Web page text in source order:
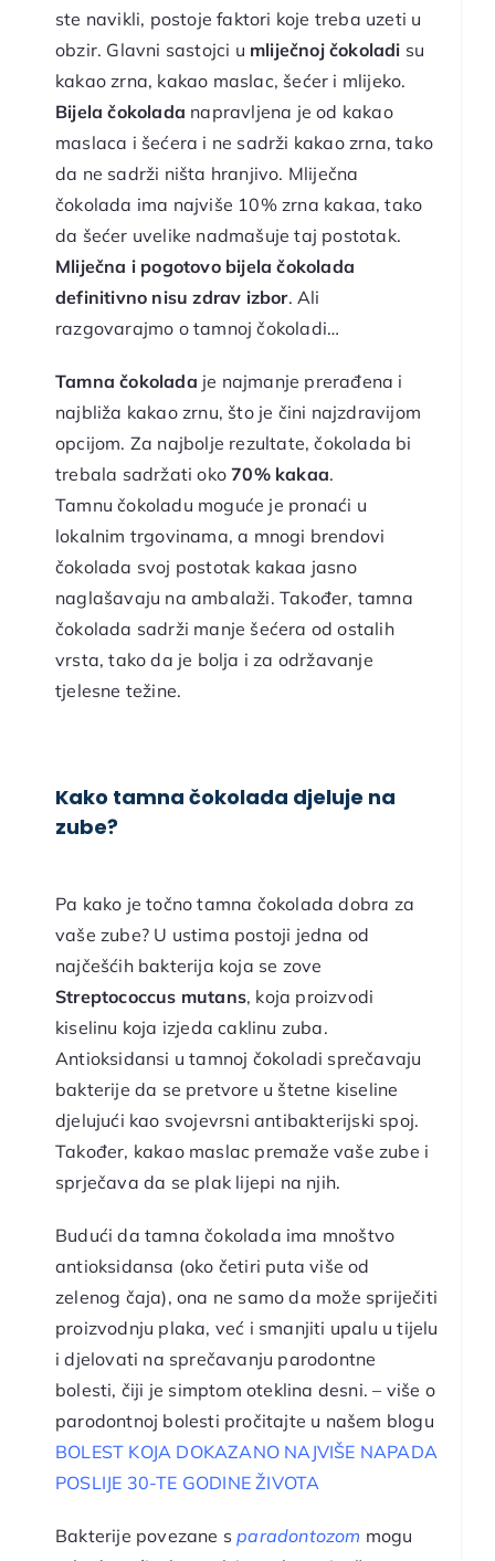
ste navikli, postoje faktori koje treba uzeti u
obzir. Glavni sastojci u mliječnoj čokoladi su
kakao zrna, kakao maslac, šećer i mlijeko.
Bijela čokolada napravljena je od kakao
maslaca i šećera i ne sadrži kakao zrna, tako
da ne sadrži ništa hranjivo. Mliječna
čokolada ima najviše 10% zrna kakaa, tako
da šećer uvelike nadmašuje taj postotak.
Mliječna i pogotovo bijela čokolada
definitivno nisu zdrav izbor. Ali
razgovarajmo o tamnoj čokoladi…
Tamna čokolada je najmanje prerađena i
najbliža kakao zrnu, što je čini najzdravijom
opcijom. Za najbolje rezultate, čokolada bi
trebala sadržati oko70% kakaa.
Tamnu čokoladu moguće je pronaći u
lokalnim trgovinama, a mnogi brendovi
čokolada svoj postotak kakaa jasno
naglašavaju na ambalaži. Također, tamna
čokolada sadrži manje šećera od ostalih
vrsta, tako da je bolja i za održavanje
tjelesne težine.
Kako tamna čokolada djeluje na
zube?
Pa kako je točno tamna čokolada dobra za
vaše zube? U ustima postoji jedna od
najčešćih bakterija koja se zove
Streptococcus mutans, koja proizvodi
kiselinu koja izjeda caklinu zuba.
Antioksidansi u tamnoj čokoladi sprečavaju
bakterije da se pretvore u štetne kiseline
djelujući kao svojevrsni antibakterijski spoj.
Također, kakao maslac premaže vaše zube i
sprječava da se plak lijepi na njih.
Budući da tamna čokolada ima mnoštvo
antioksidansa (oko četiri puta više od
zelenog čaja), ona ne samo da može spriječiti
proizvodnju plaka, već i smanjiti upalu u tijelu
i djelovati na sprečavanju parodontne
bolesti, čiji je simptom oteklina desni. – više o
parodontnoj bolesti pročitajte u našem blogu
BOLEST KOJA DOKAZANO NAJVIŠE NAPADA
POSLIJE 30-TE GODINE ŽIVOTA
Bakterije povezane sparadontozom mogu